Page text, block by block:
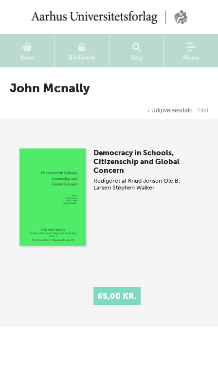
Kurv Bibliotek Søg Menu
John Mcnally
↓ Udgivelsesdato Titel
Democracy in Schools,
Citizenschip and Global
Concern
Redigeret af Knud Jensen Ole B.
Larsen Stephen Walker
65,00 KR.